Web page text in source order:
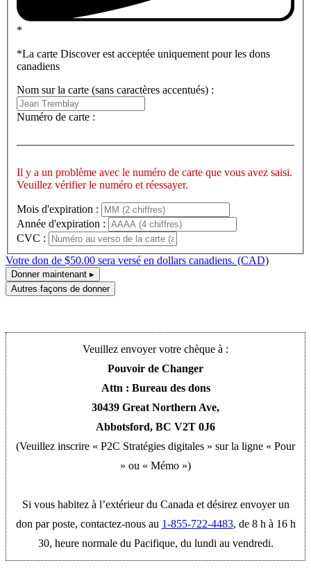
*
*La carte Discover est acceptée uniquement pour les dons
canadiens
Nom sur la carte (sans caractères accentués) :
Numéro de carte :
Il y a un problème avec le numéro de carte que vous avez saisi.
Veuillez vérifier le numéro et réessayer.
Mois d'expiration :
Année d'expiration :
CVC :
Votre don de $50.00 sera versé en dollars canadiens. (CAD)
Donner maintenant ▸
Autres façons de donner
Veuillez envoyer votre chèque à :
Pouvoir de Changer
Attn : Bureau des dons
30439 Great Northern Ave,
Abbotsford, BC V2T 0J6
(Veuillez inscrire « P2C Stratégies digitales » sur la ligne « Pour
» ou « Mémo »)
Si vous habitez à l’extérieur du Canada et désirez envoyer un
don par poste, contactez-nous au 1-855-722-4483, de 8 h à 16 h
30, heure normale du Pacifique, du lundi au vendredi.